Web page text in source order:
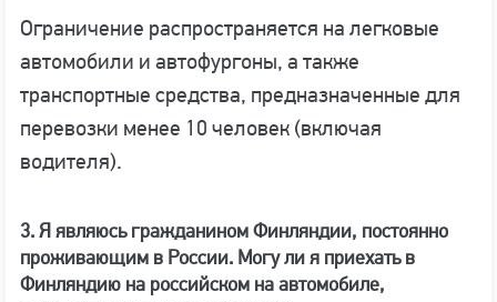
Ограничение распространяется на легковые
автомобили и автофургоны, а также
транспортные средства, предназначенные для
перевозки менее 10 человек (включая
водителя).
3. Я являюсь гражданином Финляндии, постоянно
проживающим в России. Могу ли я приехать в
Финляндию на российском на автомобиле,